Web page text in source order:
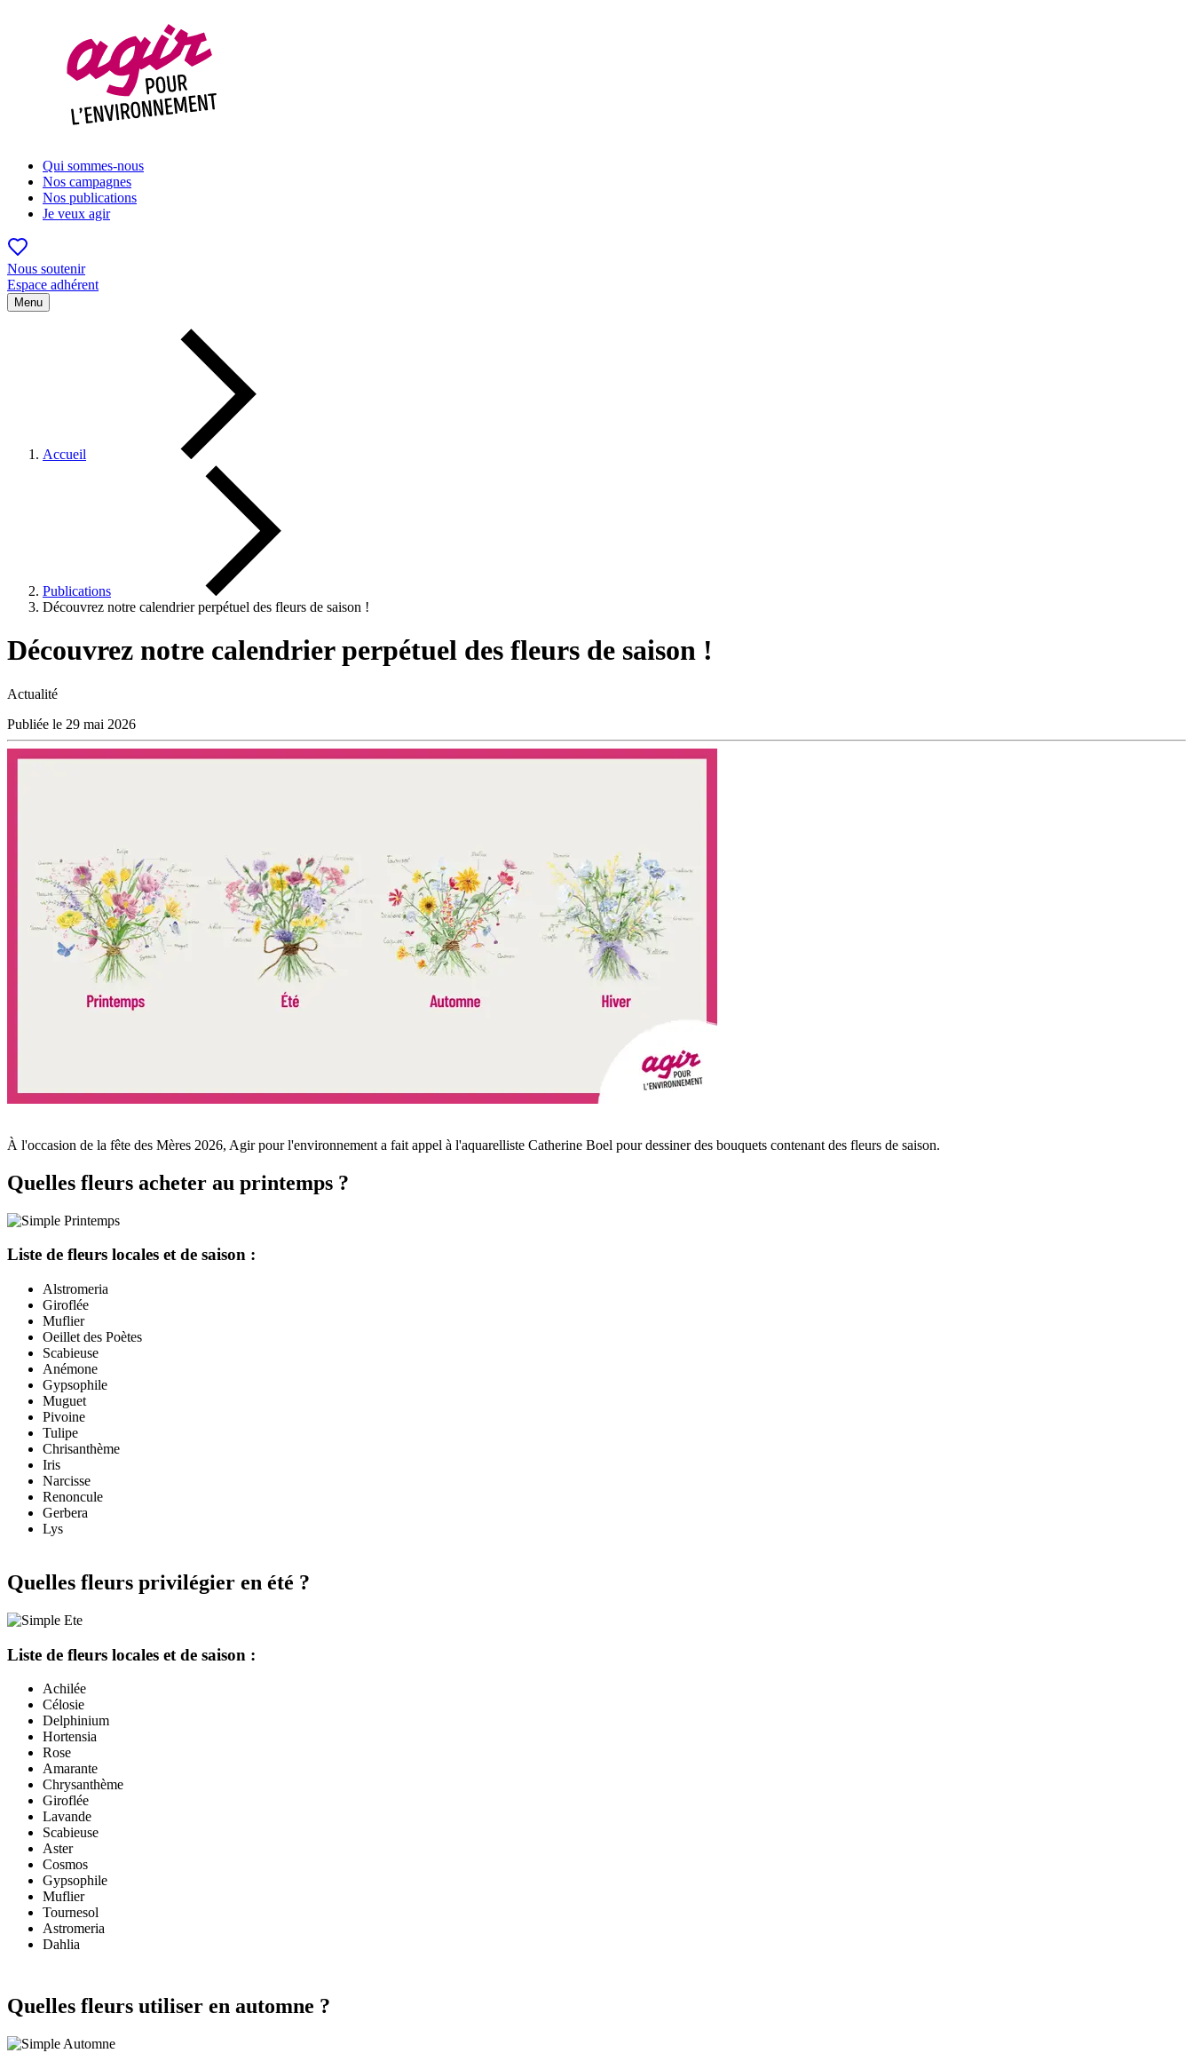
Qui sommes-nous
Nos campagnes
Nos publications
Je veux agir
Nous soutenir
Espace adhérent
Menu
Accueil
Publications
Découvrez notre calendrier perpétuel des fleurs de saison !
Découvrez notre calendrier perpétuel des fleurs de saison !
Actualité
Publiée le 29 mai 2026
À l'occasion de la fête des Mères 2026, Agir pour l'environnement a fait appel à l'aquarelliste Catherine Boel pour dessiner des bouquets contenant des fleurs de saison.
Quelles fleurs acheter au printemps ?
Liste de fleurs locales et de saison :
Alstromeria
Giroflée
Muflier
Oeillet des Poètes
Scabieuse
Anémone
Gypsophile
Muguet
Pivoine
Tulipe
Chrisanthème
Iris
Narcisse
Renoncule
Gerbera
Lys
Quelles fleurs privilégier en été ?
Liste de fleurs locales et de saison :
Achilée
Célosie
Delphinium
Hortensia
Rose
Amarante
Chrysanthème
Giroflée
Lavande
Scabieuse
Aster
Cosmos
Gypsophile
Muflier
Tournesol
Astromeria
Dahlia
Quelles fleurs utiliser en automne ?